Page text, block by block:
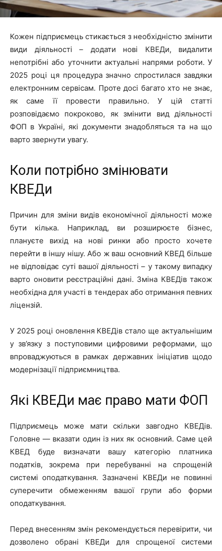
Кожен підприємець стикається з необхідністю змінити
види діяльності – додати нові КВЕДи, видалити
непотрібні або уточнити актуальні напрями роботи. У
2025 році ця процедура значно спростилася завдяки
електронним сервісам. Проте досі багато хто не знає,
як саме її провести правильно. У цій статті
розповідаємо покроково, як змінити вид діяльності
ФОП в Україні, які документи знадобляться та на що
варто звернути увагу.
Коли потрібно змінювати
КВЕДи
Причин для зміни видів економічної діяльності може
бути кілька. Наприклад, ви розширюєте бізнес,
плануєте вихід на нові ринки або просто хочете
перейти в іншу нішу. Або ж ваш основний КВЕД більше
не відповідає суті вашої діяльності – у такому випадку
варто оновити реєстраційні дані. Зміна КВЕДів також
необхідна для участі в тендерах або отримання певних
ліцензій.
У 2025 році оновлення КВЕДів стало ще актуальнішим
у зв’язку з поступовими цифровими реформами, що
впроваджуються в рамках державних ініціатив щодо
модернізації підприємництва.
Які КВЕДи має право мати ФОП
Підприємець може мати скільки завгодно КВЕДів.
Головне — вказати один із них як основний. Саме цей
КВЕД буде визначати вашу категорію платника
податків, зокрема при перебуванні на спрощеній
системі оподаткування. Зазначені КВЕДи не повинні
суперечити обмеженням вашої групи або форми
оподаткування.
Перед внесенням змін рекомендується перевірити, чи
дозволено обрані КВЕДи для спрощеної системи